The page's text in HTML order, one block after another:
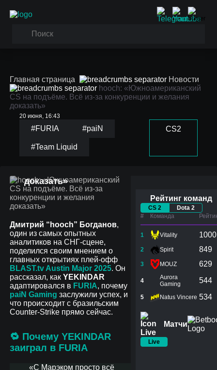
Главная страница
Новости
hooch: «Южноамериканский
CS на подъёме. Всё из-за конкуренции и желания
доказать»
20 июня, 16:43
#FURIA #paiN
#Team Liquid
CS2
«Южноамериканский CS
доказать»
Дмитрий “hooch” Богданов,
один из самых опытных
аналитиков на СНГ-сцене,
поделился своим мнением о
главных открытиях плей-офф
BLAST.tv Austin Major 2025. Он
рассказал, как YEKINDAR
адаптировался в FURIA, почему
paiN Gaming заслужили успех, и
что происходит с бразильским
Counter-Strike прямо сейчас.
🔁 Почему YEKINDAR
заиграл в FURIA
«С Марэком просто всё
Рейтинг команд
CS 2
Dota 2
#
Команда
1 Vitality 1000
2 Spirit 849
3 MOUZ 629
4
Aurora
Gaming
544
5 Natus Vincere 534
Матчи
Live